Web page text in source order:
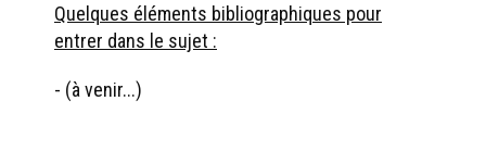
Quelques éléments bibliographiques pour
entrer dans le sujet :
- (à venir...)